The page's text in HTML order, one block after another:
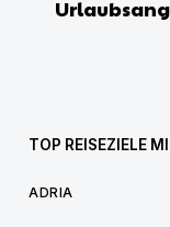
TOP REISEZIELE
ADRIA